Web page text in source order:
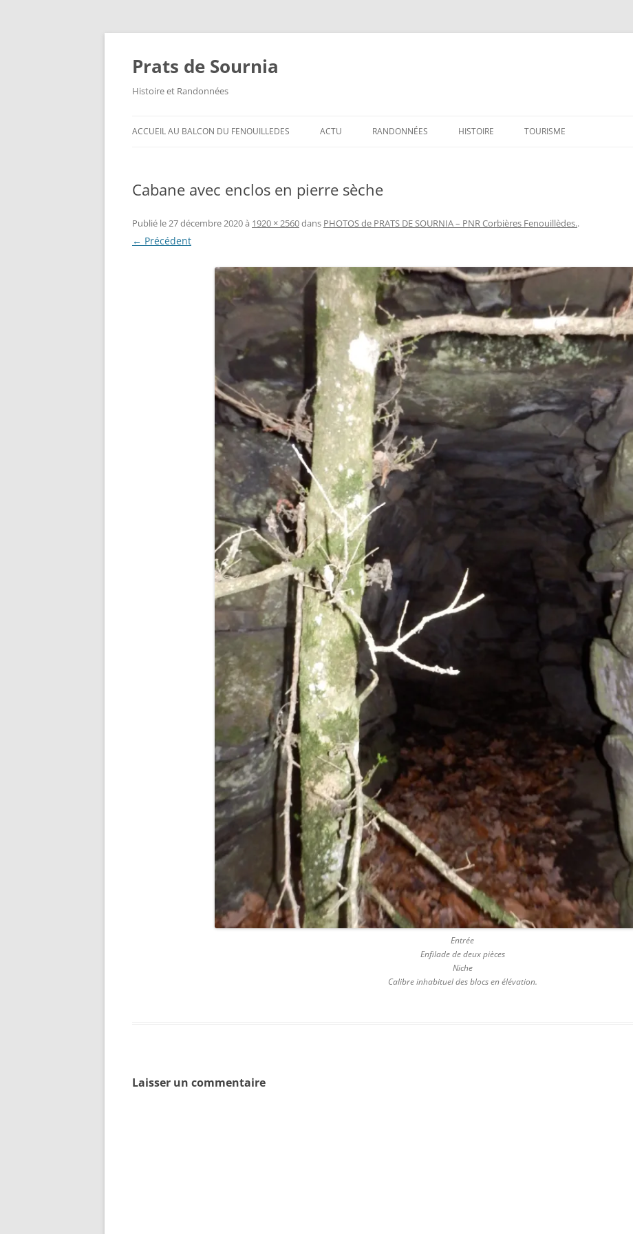
Aller
Prats de Sournia
Histoire et Randonnées
ACCUEIL AU BALCON DU FENOUILLEDES ACTU RANDONNÉES HISTOIRE TOURISME
Cabane avec enclos en pierre sèche
Publié le27 décembre 2020à 1920 × 2560dans PHOTOS de PRATS DE SOURNIA – PNR Corbières Fenouillèdes..
← Précédent
Entrée
Enfilade de deux pièces
Niche
Calibre inhabituel des blocs en élévation.
Laisser un commentaire